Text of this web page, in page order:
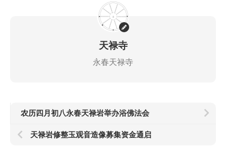
天禄寺
永春天禄寺
农历四月初八永春天禄岩举办浴佛法会
天禄岩修整玉观音造像募集资金通启